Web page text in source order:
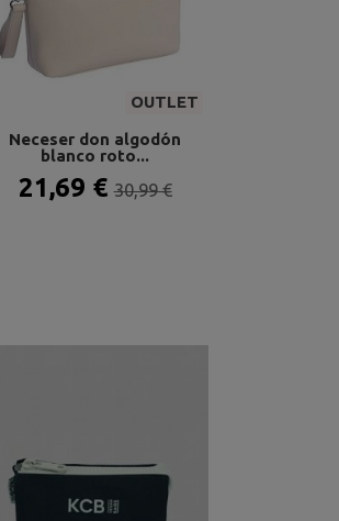
OUTLET
Neceser don algodón
blanco roto...
21,69 €30,99 €